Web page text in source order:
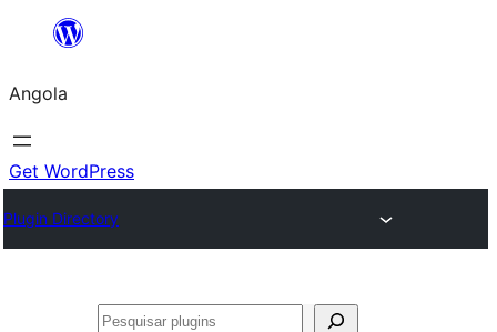
Saltar
o
conteúdo
Angola
Get WordPress
Plugin Directory
Pesquisar